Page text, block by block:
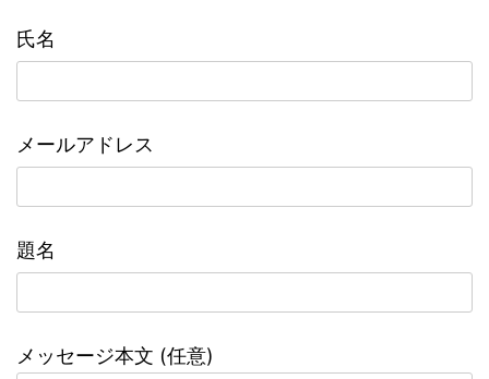
氏名
メールアドレス
題名
メッセージ本文 (任意)